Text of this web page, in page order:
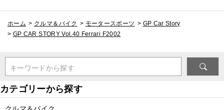
ホーム > クルマ＆バイク > モータースポーツ > GP Car Story
> GP CAR STORY Vol.40 Ferrari F2002
キーワードから探す